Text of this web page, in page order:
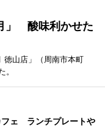
」 酸味利かせた
徳山店」（周南市本町
フェ ランチプレートや